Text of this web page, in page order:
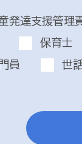
発達支援管理
保育士
員 世